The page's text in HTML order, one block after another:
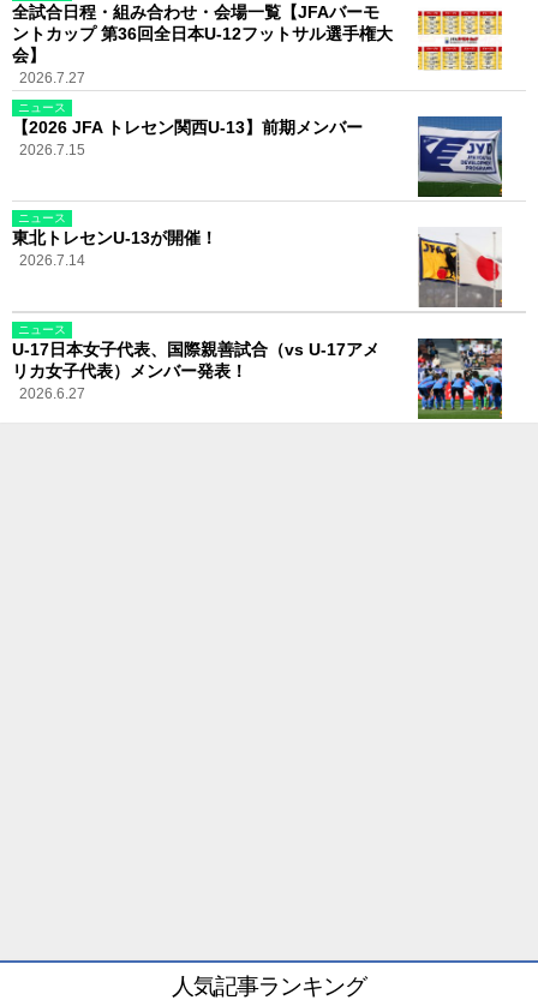
全試合日程・組み合わせ・会場一覧【JFAバーモ
ントカップ 第36回全日本U-12フットサル選手権大
会】
2026.7.27
ニュース
【2026 JFA トレセン関西U-13】前期メンバー
2026.7.15
ニュース
東北トレセンU-13が開催！
2026.7.14
ニュース
U-17日本女子代表、国際親善試合（vs U-17アメ
リカ女子代表）メンバー発表！
2026.6.27
人気記事ランキング